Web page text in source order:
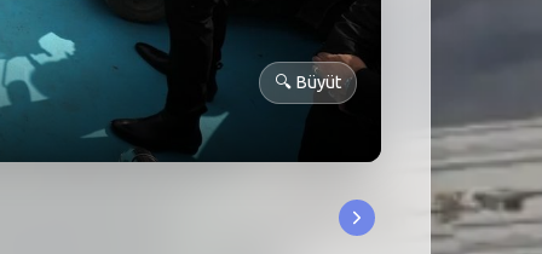
🔍 Büyüt